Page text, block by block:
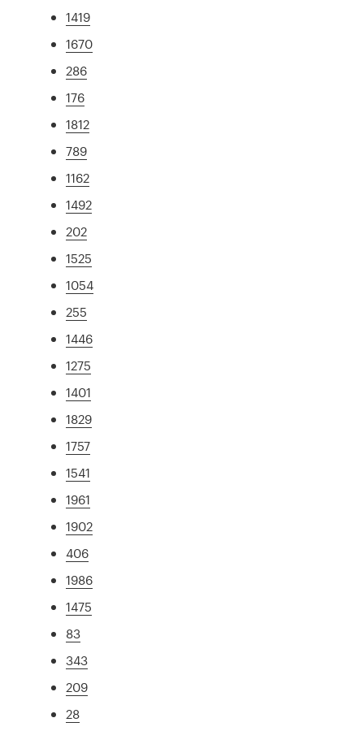
1419
1670
286
176
1812
789
1162
1492
202
1525
1054
255
1446
1275
1401
1829
1757
1541
1961
1902
406
1986
1475
83
343
209
28